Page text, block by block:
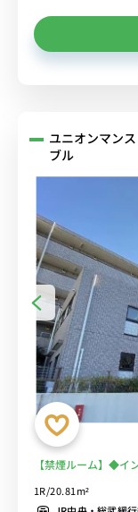
ユニオンマン
ブル
【禁煙ルーム】◆イ
完備♪人気のデスク
1R/20.81m²